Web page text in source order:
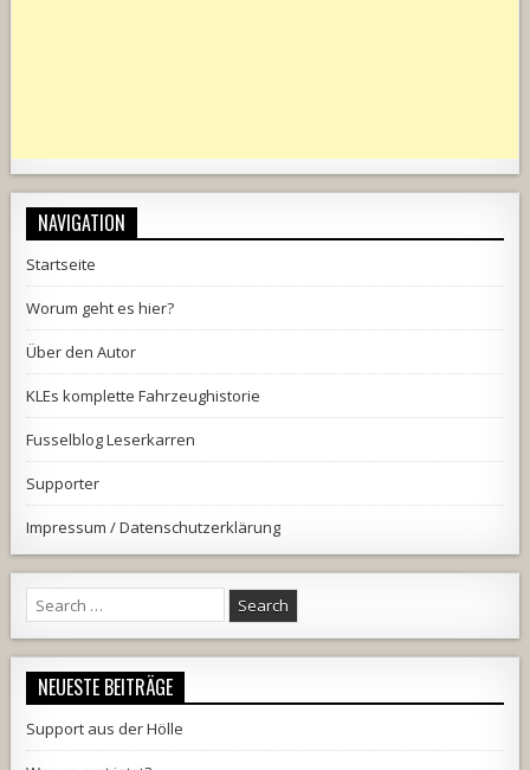
NAVIGATION
Startseite
Worum geht es hier?
Über den Autor
KLEs komplette Fahrzeughistorie
Fusselblog Leserkarren
Supporter
Impressum / Datenschutzerklärung
Search
for:
NEUESTE BEITRÄGE
Support aus der Hölle